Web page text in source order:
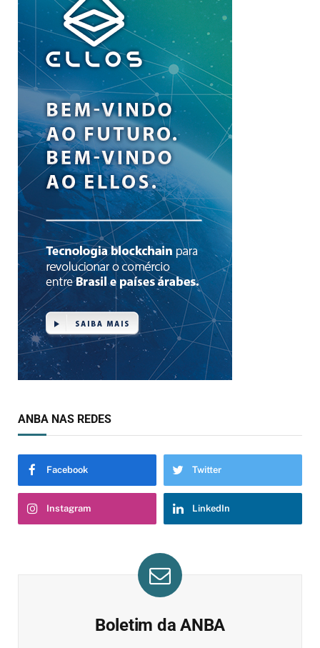
ANBA NAS REDES
Facebook Twitter
Instagram LinkedIn
Boletim da ANBA